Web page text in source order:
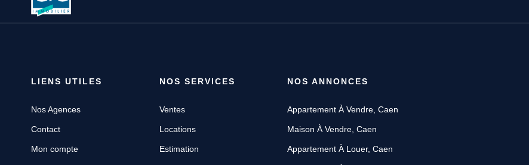
LIENS UTILES
Nos Agences
Contact
Mon compte
NOS SERVICES
Ventes
Locations
Estimation
NOS ANNONCES
Appartement À Vendre, Caen
Maison À Vendre, Caen
Appartement À Louer, Caen